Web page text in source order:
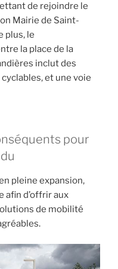
de rejoindre le
Mairie de Saint-
plus, le
la place de la
inclut des
et une voie
pour
pleine expansion,
afin d’offrir aux
de mobilité